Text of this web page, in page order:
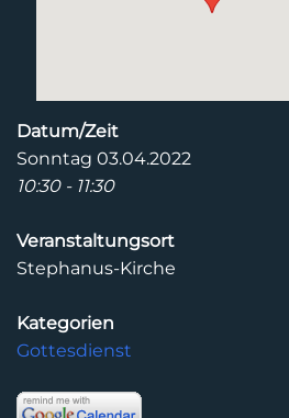
Datum/Zeit
Sonntag 03.04.2022
10:30 - 11:30
Veranstaltungsort
Stephanus-Kirche
Kategorien
Gottesdienst